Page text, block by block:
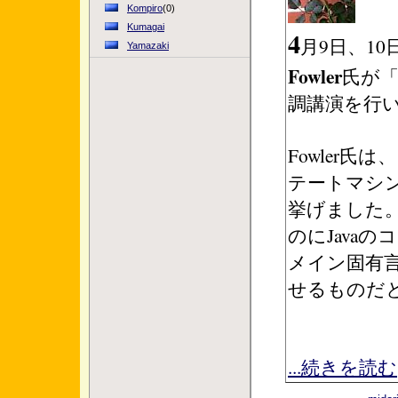
Kompiro(0)
Kumagai
Yamazaki
4月9日、10
Fowler氏が
調講演を行
Fowler氏は
テートマシ
挙げました
のにJavaの
メイン固有
せるものだ
...続きを読む